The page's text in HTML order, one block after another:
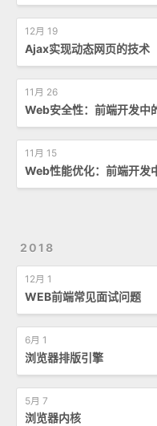
12月 19
Ajax实现动态网页的技术
11月 26
Web安全性：前端开发中
11月 15
Web性能优化：前端开发
2018
12月 1
WEB前端常见面试问题
6月 1
浏览器排版引擎
5月 7
浏览器内核